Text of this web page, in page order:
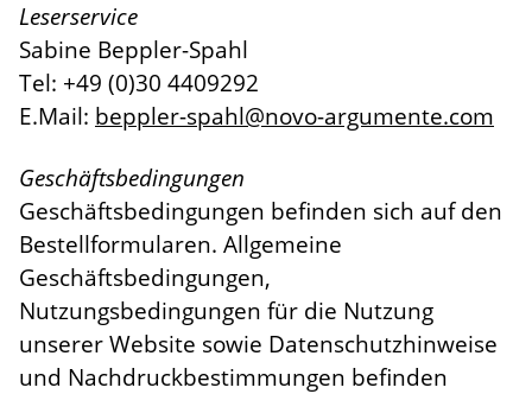
Leserservice
Sabine Beppler-Spahl
Tel: +49 (0)30 4409292
E.Mail: beppler-spahl@novo-argumente.com
Geschäftsbedingungen
Geschäftsbedingungen befinden sich auf den
Bestellformularen. Allgemeine
Geschäftsbedingungen,
Nutzungsbedingungen für die Nutzung
unserer Website sowie Datenschutzhinweise
und Nachdruckbestimmungen befinden